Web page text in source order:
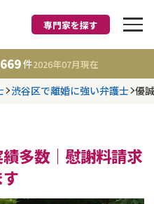
離婚に強い弁護士
都道府県を選択
更新日 : 2026年07月31日
相談内容で探す
専門家を探す
669件2026年07月現在
渋谷区で離婚に強い弁護士 優
多数｜慰謝料請求